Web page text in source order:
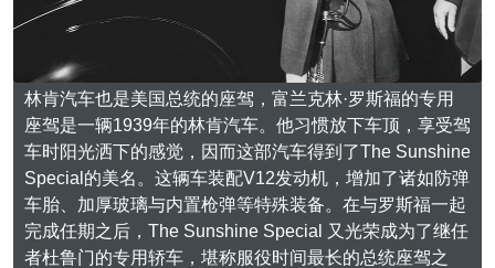
林肯汽车也是美国总统的座驾，富兰克林·罗斯福的专用
座驾是一辆1939年的林肯汽车。他习惯放下车顶，享受驾
车时阳光洒下的感觉，因而这部汽车得到了The Sunshine
Special的美名。这辆车装配V12发动机，增加了诸如防弹
车胎、加厚玻璃与内置枪弹等特殊装备。在与罗斯福一起
完成任期之后，The Sunshine Special 又光荣成为了继任
者杜鲁门的专用轿车，堪称服役时间最长的总统座驾之